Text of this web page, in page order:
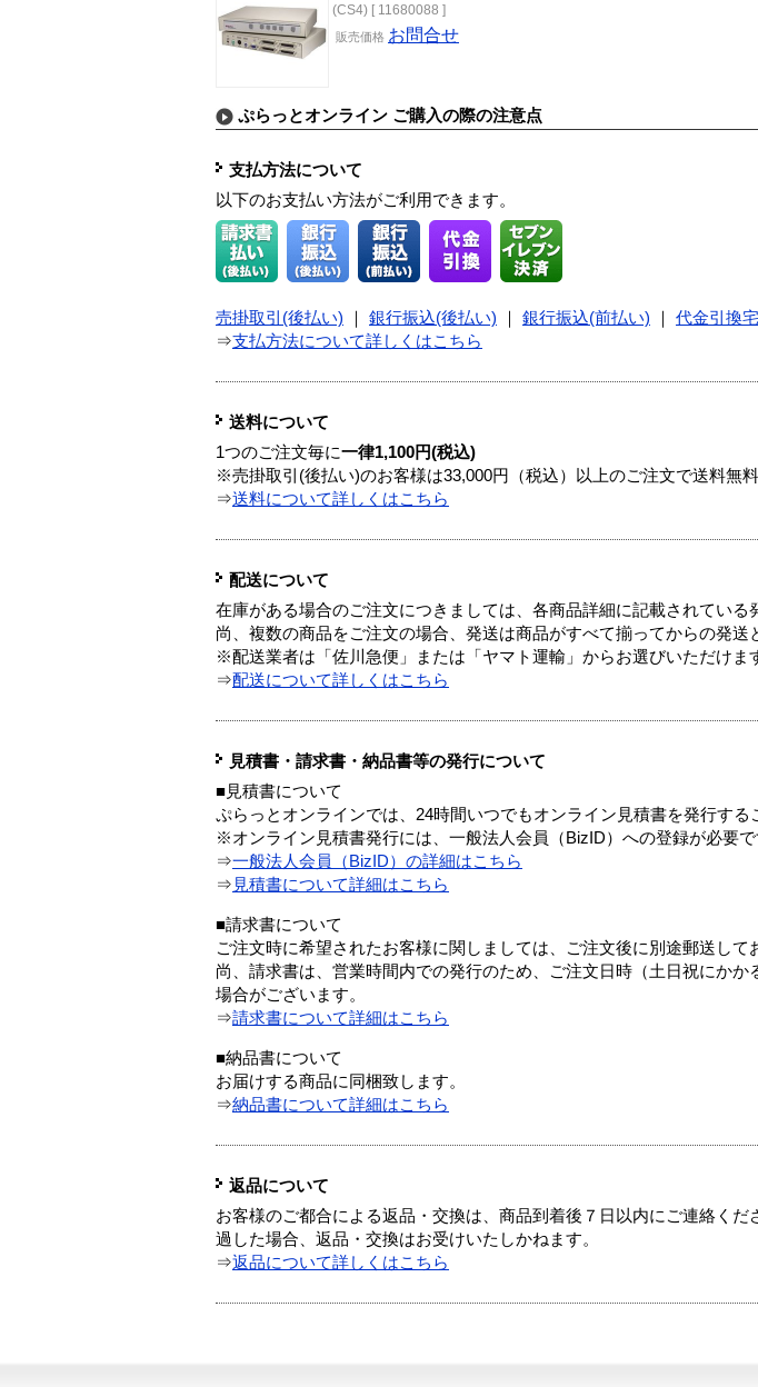
(CS4) [ 11680088 ]
販売価格 お問合せ
ぷらっとオンライン ご購入の際の注意点
支払方法について
以下のお支払い方法がご利用できます。
売掛取引(後払い) 銀行振込(後払い) 銀行振込(前払い) 代金引換
⇒支払方法について詳しくはこちら
送料について
1つのご注文毎に一律1,100円(税込)
※売掛取引(後払い)のお客様は33,000円（税込）以上のご注文で送料無料
⇒送料について詳しくはこちら
配送について
在庫がある場合のご注文につきましては、各商品詳細に記載されている
尚、複数の商品をご注文の場合、発送は商品がすべて揃ってからの発送
※配送業者は「佐川急便」または「ヤマト運輸」からお選びいただけま
⇒配送について詳しくはこちら
見積書・請求書・納品書等の発行について
■見積書について
ぷらっとオンラインでは、24時間いつでもオンライン見積書を発行する
※オンライン見積書発行には、一般法人会員（BizID）への登録が必要で
⇒一般法人会員（BizID）の詳細はこちら
⇒ 見積書について詳細はこちら
■請求書について
ご注文時に希望されたお客様に関しましては、ご注文後に別途郵送して
尚、請求書は、営業時間内での発行のため、ご注文日時（土日祝にか
場合がございます。
⇒請求書について詳細はこちら
■納品書について
お届けする商品に同梱致します。
⇒納品書について詳細はこちら
返品について
お客様のご都合による返品・交換は、商品到着後７日以内にご連絡く
過した場合、返品・交換はお受けいたしかねます。
⇒返品について詳しくはこちら